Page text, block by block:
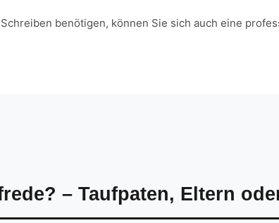
benötigen, können Sie sich auch eine
– Taufpaten, Eltern